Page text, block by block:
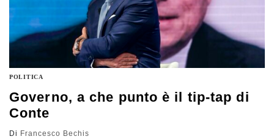
POLITICA
Governo, a che punto è il tip-tap di
Conte
Di Francesco Bechis